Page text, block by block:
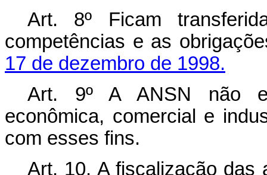
Art. 8º Ficam
competências e as
17 de dezembro de 1998.
Art. 9º A ANSN não
econômica, comercial e
com esses fins.
Art. 10. A fiscalização das